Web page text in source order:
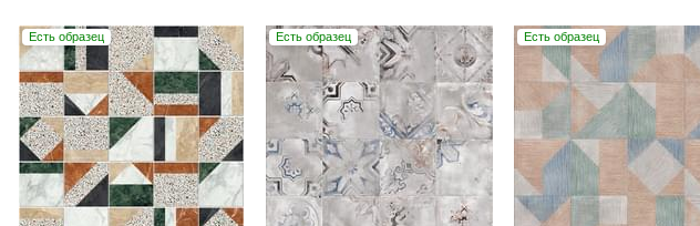
Есть образец Есть образец Есть образец